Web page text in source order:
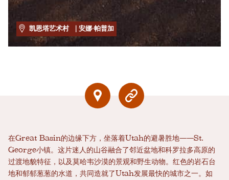
凯恩塔艺术村 | 安娜·帕普加
在Great Basin的边缘下方，坐落着Utah的避暑胜地——St.
George小镇。这片迷人的山谷融合了邻近盆地和科罗拉多高原的
过渡地貌特征，以及莫哈韦沙漠的景观和野生动物。红色的岩石台
地和郁郁葱葱的水道，共同造就了Utah发展最快的城市之一。如